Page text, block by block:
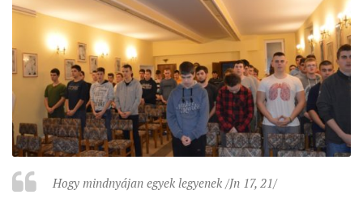
EGYHÁZI INTÉZMÉNYEINK
EGYHÁZMEGYEI LEVÉLTÁR
LELKIPÁSZTOROK
SZERZETESRENDEK
IN MEMORIAM
PLÉBÁNIÁK
ÉSZAKI ESPERESSÉG
Hogy mindnyájan egyek legyenek /Jn 17, 21/